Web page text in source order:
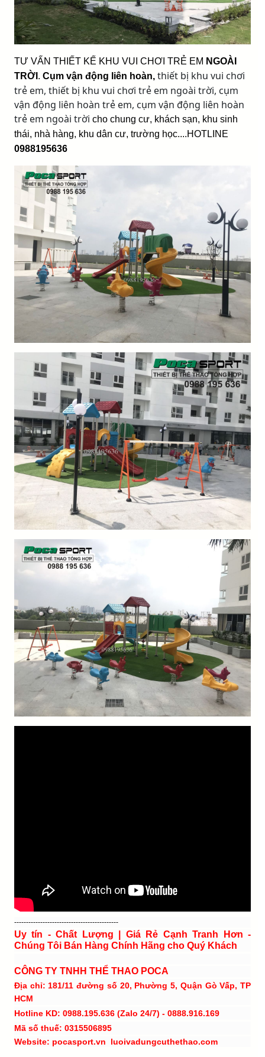
TƯ VẤN THIẾT KẾ KHU VUI CHƠI TRẺ EM NGOÀI
TRỜI . Cụm vận động liên hoàn, thiết bị khu vui chơi
trẻ em, thiết bị khu vui chơi trẻ em ngoài trời, cụm
vận động liên hoàn trẻ em, cụm vận động liên hoàn
trẻ em ngoài trời cho chung cư, khách sạn, khu sinh
thái, nhà hàng, khu dân cư, trường học....HOTLINE
0988195636
--------------------------------------------
Uy tín - Chất Lượng | Giá Rẻ Cạnh Tranh Hơn -
Chúng Tôi Bán Hàng Chính Hãng cho Quý Khách
CÔNG TY TNHH THỂ THAO POCA
Địa chỉ: 181/11 đường số 20, Phường 5, Quận Gò Vấp, TP
HCM
Hotline KD: 0988.195.636 (Zalo 24/7) - 0888.916.169
Mã số thuế: 0315506895
Website: pocasport.vn luoivadungcuthethao.com